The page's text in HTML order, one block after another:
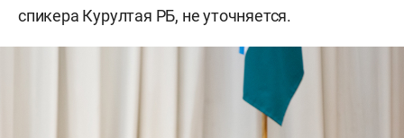
спикера Курултая РБ, не уточняется.